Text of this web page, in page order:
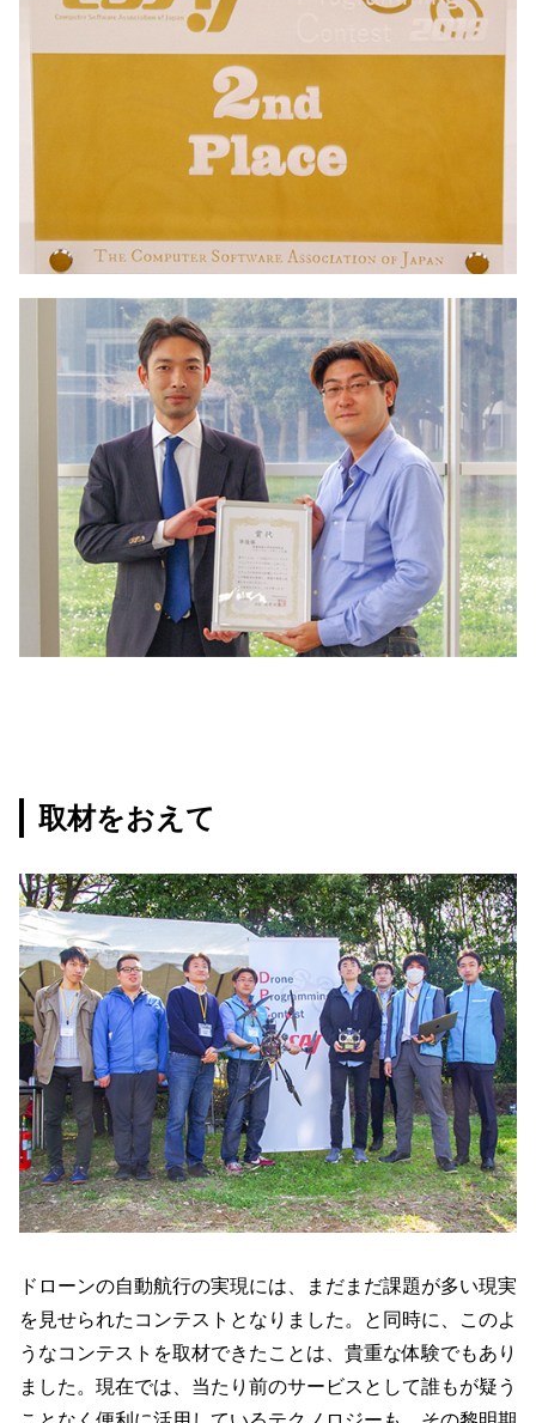
取材をおえて
ドローンの自動航行の実現には、まだまだ課題が多い現実
を見せられたコンテストとなりました。と同時に、このよ
うなコンテストを取材できたことは、貴重な体験でもあり
ました。現在では、当たり前のサービスとして誰もが疑う